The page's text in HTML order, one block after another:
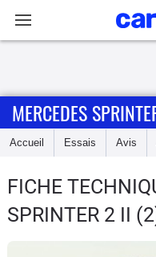
Accueil
Essais
MERCEDES
Accueil Essais Avis
FICHE
SPRINTER 2 II